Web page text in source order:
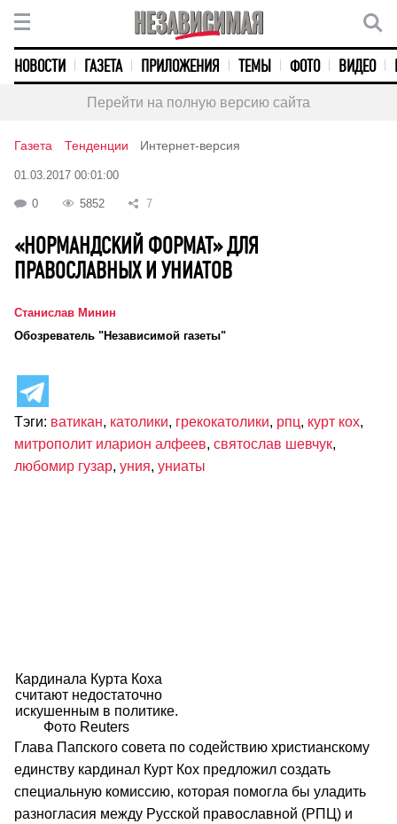
НОВОСТИ ГАЗЕТА ПРИЛОЖЕНИЯ ТЕМЫ ФОТО ВИДЕО
Перейти на полную версию сайта
Газета Тенденции Интернет-версия
01.03.2017 00:01:00
0 5852 7
«НОРМАНДСКИЙ ФОРМАТ» ДЛЯ
ПРАВОСЛАВНЫХ И УНИАТОВ
Станислав Минин
Обозреватель "Независимой газеты"
Тэги: ватикан, католики, грекокатолики, рпц, курт кох,
митрополит иларион алфеев, святослав шевчук,
любомир гузар, уния, униаты
Кардинала Курта Коха
считают недостаточно
искушенным в политике.
Фото Reuters
Глава Папского совета по содействию христианскому
единству кардинал Курт Кох предложил создать
специальную комиссию, которая помогла бы уладить
разногласия между Русской православной (РПЦ) и